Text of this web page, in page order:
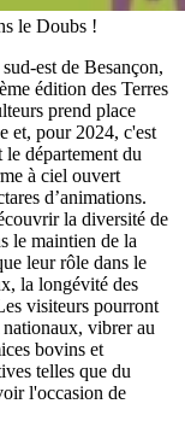
le Doubs !
est de Besançon,
édition des Terres
prend place
et, pour 2024, c'est
département du
à ciel ouvert
d’animations.
la diversité de
le maintien de la
leur rôle dans le
la longévité des
visiteurs pourront
nationaux, vibrer au
bovins et
telles que du
l'occasion de